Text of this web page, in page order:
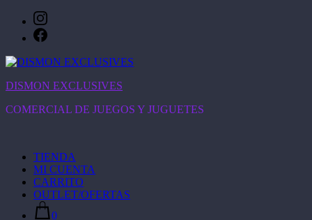
contenido
DISMON EXCLUSIVES
COMERCIAL DE JUEGOS Y JUGUETES
TIENDA
MI CUENTA
CARRITO
OUTLET/OFERTAS
0